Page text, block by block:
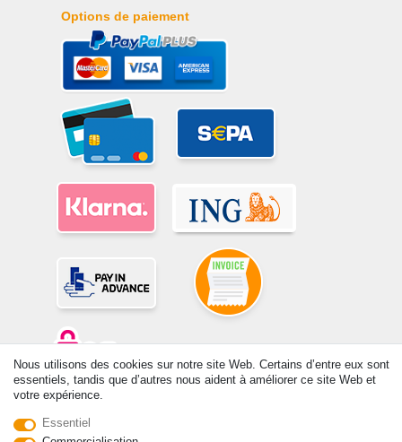
Options de paiement
© Copyright 2026 | Tous droits réservés. -Tous droits réservés – Les
prix indiqués par le Vendeur au moment de la commande sont libellés
Nous utilisons des cookies sur notre site Web. Certains d’entre eux sont
essentiels, tandis que d’autres nous aident à améliorer ce site Web et
votre expérience.
Essentiel